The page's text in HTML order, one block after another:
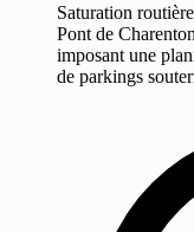
Saturation
Pont de
imposant une
de parkings